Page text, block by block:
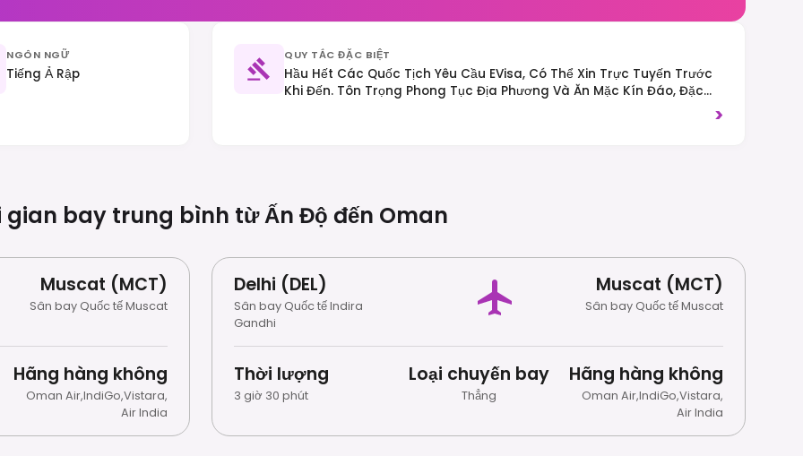
NGÔN NGỮ
Tiếng Ả Rập
QUY TẮC ĐẶC BIỆT
Hầu Hết Các Quốc Tịch Yêu Cầu EVisa, Có Thể Xin Trực Tuyến Trước
Khi Đến. Tôn Trọng Phong Tục Địa Phương Và Ăn Mặc Kín Đáo, Đặc
Biệt Ở Nơi Công Cộng Và Các Địa Điểm Tôn Giáo. Việc Tiêu Thụ Rượu>
gian bay trung bình từ Ấn Độ đến Oman
Muscat (MCT)
Sân bay Quốc tế Muscat
Hãng hàng không
Oman Air,IndiGo,Vistara,
Air India
Delhi (DEL)
Sân bay Quốc tế Indira
Gandhi
Muscat (MCT)
Sân bay Quốc tế Muscat
Thời lượng
3 giờ 30 phút
Loại chuyến bay
Thẳng
Hãng hàng không
Oman Air,IndiGo,Vistara,
Air India